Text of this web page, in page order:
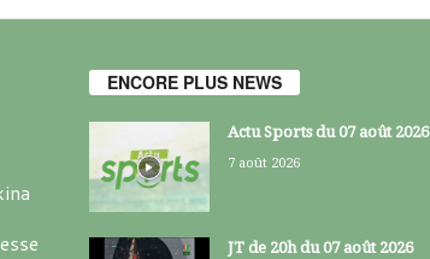
ENCORE PLUS NEWS
Actu Sports du 07 août 2026
7 août 2026
JT de 20h du 07 août 2026